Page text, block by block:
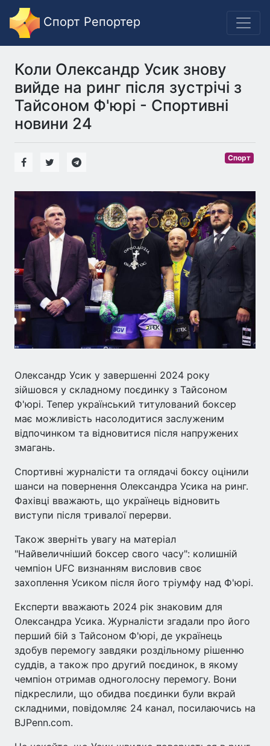
Спорт Репортер
Коли Олександр Усик знову
вийде на ринг після зустрічі з
Тайсоном Ф'юрі - Спортивні
новини 24
Спорт
Олександр Усик у завершенні 2024 року
зійшовся у складному поєдинку з Тайсоном
Ф'юрі. Тепер український титулований боксер
має можливість насолодитися заслуженим
відпочинком та відновитися після напружених
змагань.
Спортивні журналісти та оглядачі боксу оцінили
шанси на повернення Олександра Усика на ринг.
Фахівці вважають, що українець відновить
виступи після тривалої перерви.
Також зверніть увагу на матеріал
"Найвеличніший боксер свого часу": колишній
чемпіон UFC визнанням висловив своє
захоплення Усиком після його тріумфу над Ф'юрі.
Експерти вважають 2024 рік знаковим для
Олександра Усика. Журналісти згадали про його
перший бій з Тайсоном Ф'юрі, де українець
здобув перемогу завдяки роздільному рішенню
суддів, а також про другий поєдинок, в якому
чемпіон отримав одноголосну перемогу. Вони
підкреслили, що обидва поєдинки були вкрай
складними, повідомляє 24 канал, посилаючись на
BJPenn.com.